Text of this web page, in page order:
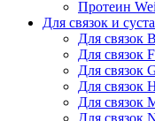
Протеин
Для связок и
Для связок
Для связок
Для связок
Для связок
Для связок
Для связок